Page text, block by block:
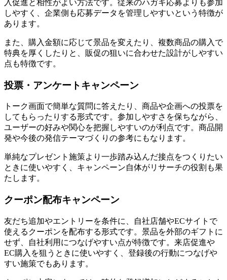
入促進と相性がよい方法です。従来のハガキ応募よりも参加
しやすく、企業側も応募データを管理しやすいという特徴が
あります。
また、購入金額に応じて景品を変えたり、複数商品の購入で
特典を厚くしたりと、販促の狙いに合わせた設計がしやすい
点も特徴です。
投票・アンケートキャンペーン
トーク画面で簡単な質問に答えたり、商品や企画への投票を
してもらったりする形式です。参加しやすさを保ちながら、
ユーザーの好みや関心を把握しやすいのが利点です。商品開
発や今後の発信テーマづくりの参考にもなります。
単純なプレゼント施策より一歩踏み込んだ接点をつくりたい
ときに使いやすく、キャンペーン自体がリサーチの役割も果
たします。
クーポン配布キャンペーン
友だち追加やエントリーを条件に、自社店舗やECサイトで
使えるクーポンを配布する形式です。景品を外部のギフトに
せず、自社利用につなげやすい点が特徴です。来店促進や
EC購入を狙うときに使いやすく、登録後の行動につなげや
すい施策でもあります。